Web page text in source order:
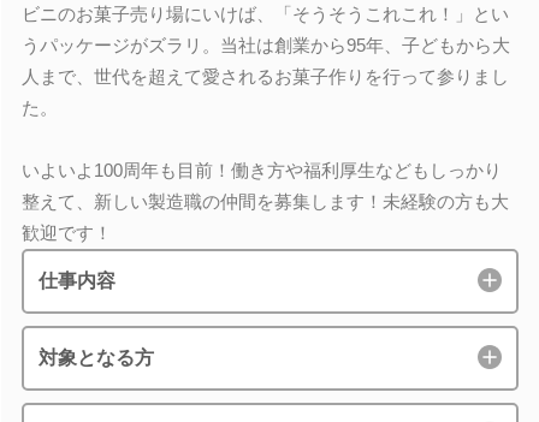
ビニのお菓子売り場にいけば、「そうそうこれこれ！」とい
うパッケージがズラリ。当社は創業から95年、子どもから大
人まで、世代を超えて愛されるお菓子作りを行って参りまし
た。
いよいよ100周年も目前！働き方や福利厚生などもしっかり
整えて、新しい製造職の仲間を募集します！未経験の方も大
歓迎です！
仕事内容
対象となる方